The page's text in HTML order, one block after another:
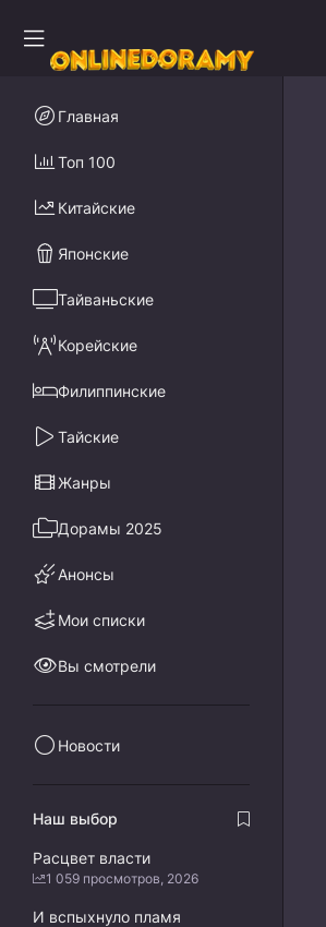
Главная
Топ 100
Китайские
Японские
Тайваньские
Корейские
Филиппинские
Тайские
Жанры
Дорамы 2025
Анонсы
Мои списки
Вы смотрели
Новости
Наш выбор
Расцвет власти
1 059 просмотров, 2026
И вспыхнуло пламя